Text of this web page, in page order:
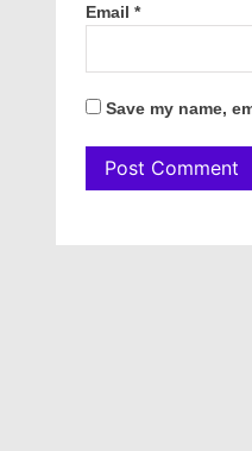
Email *
Save my name,